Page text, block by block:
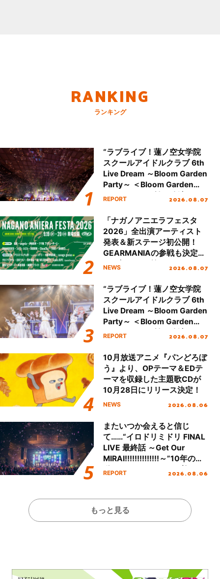
RANKING
ランキング
“ラブライブ！蓮ノ空女学院
スクールアイドルクラブ 6th
Live Dream ～Bloom Garden
Party～ ＜Bloom Garden
Party Stage／埼玉公演＞”
REPORT 2026.08.07
「ナガノアニエラフェスタ
2026」全出演アーティスト
発表＆新ステージ初公開！
GEARMANIAの参戦も決定
し、初となる第3ステージの
NEWS 2026.08.07
“ラブライブ！蓮ノ空女学院
スクールアイドルクラブ 6th
Live Dream ～Bloom Garden
Party～ ＜Bloom Garden
Party Stage／埼玉公演＞”
REPORT 2026.08.07
10月放送アニメ『パンどろぼ
う』より、OPテーマ＆EDテ
ーマを収録した主題歌CDが
10月28日にリリース決定！
NEWS 2026.08.06
またいつか会えると信じ
て……“イロドリミドリ FINAL
LIVE 最終話 ～Get Our
MIRAI!!!!!!!!!!!!!!～”10年の活
動を経てファイナルを迎える
REPORT 2026.08.06
もっと見る